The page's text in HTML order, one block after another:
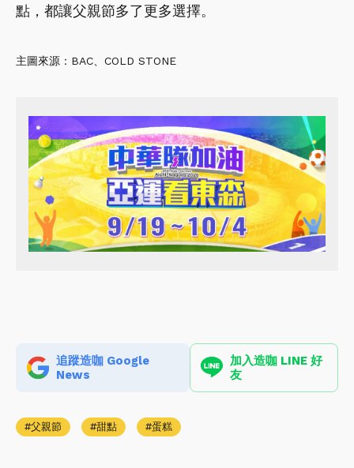
點，都讓父親節多了更多選擇。
主圖來源：BAC、COLD STONE
追蹤造咖 Google
News
加入造咖 LINE 好
友
父親節 甜點 蛋糕